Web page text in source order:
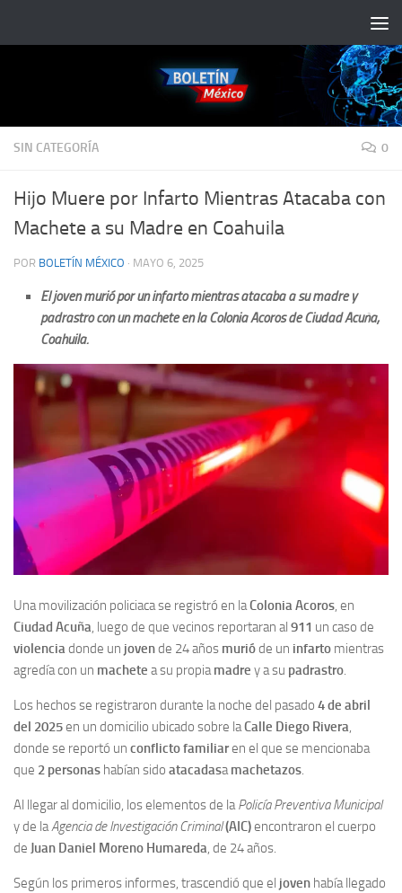
SIN CATEGORÍA 0
Hijo Muere por Infarto Mientras Atacaba con
Machete a su Madre en Coahuila
POR BOLETÍN MÉXICO · MAYO 6, 2025
El joven murió por un infarto mientras atacaba a su madre y
padrastro con un machete en la Colonia Acoros de Ciudad Acuña,
Coahuila.
Una movilización policiaca se registró en laColonia Acoros, en
Ciudad Acuña, luego de que vecinos reportaran al 911 un caso de
violenciadonde un jovende 24 años murióde un infarto mientras
agredía con un machete a su propiamadre y a su padrastro.
Los hechos se registraron durante la noche del pasado 4 de abril
del 2025en un domicilio ubicado sobre laCalle Diego Rivera,
donde se reportó un conflicto familiaren el que se mencionaba
que 2 personas habían sido atacadasamachetazos.
Al llegar al domicilio, los elementos de laPolicía Preventiva Municipal
y de laAgencia de Investigación Criminal(AIC)encontraron el cuerpo
de Juan Daniel Moreno Humareda, de 24 años.
Según los primeros informes, trascendió que el joven había llegado